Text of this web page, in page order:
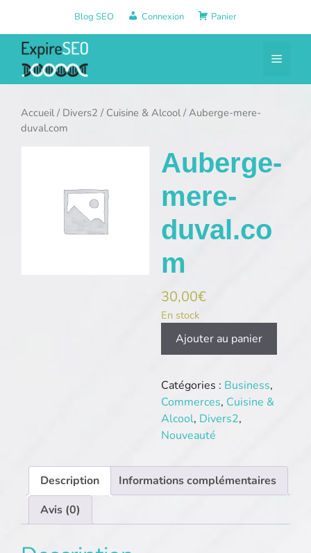
contenu
Blog SEO Connexion Panier
Menu
Accueil/ Divers2 / Cuisine & Alcool/ Auberge-mere-
duval.com
Auberge-
mere-
duval.co
m
30,00€
En stock
quantité
mere-
duval.com
Ajouter au panier
Catégories : Business,
Commerces, Cuisine &
Alcool, Divers2,
Nouveauté
Description
Informations complémentaires
Avis (0)